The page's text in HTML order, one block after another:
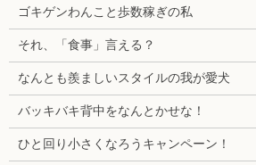
ゴキゲンわんこと歩数稼ぎの私
それ、「食事」言える？
なんとも羨ましいスタイルの我が愛犬
バッキバキ背中をなんとかせな！
ひと回り小さくなろうキャンペーン！